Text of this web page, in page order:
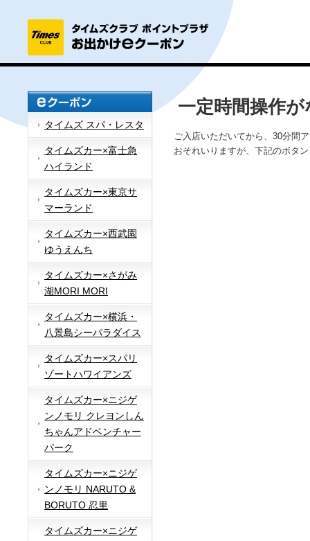
タイムズ スパ・レスタ
タイムズカー×富士急
ハイランド
タイムズカー×東京サ
マーランド
タイムズカー×西武園
ゆうえんち
タイムズカー×さがみ
湖MORI MORI
タイムズカー×横浜・
八景島シーパラダイス
タイムズカー×スパリ
ゾートハワイアンズ
タイムズカー×ニジゲ
ンノモリ クレヨンしん
ちゃんアドベンチャー
パーク
タイムズカー×ニジゲ
ンノモリ NARUTO &
BORUTO 忍里
タイムズカー×ニジゲ
一定時間操作
ご入店いただいてから、30分間
おそれいりますが、下記のボタ